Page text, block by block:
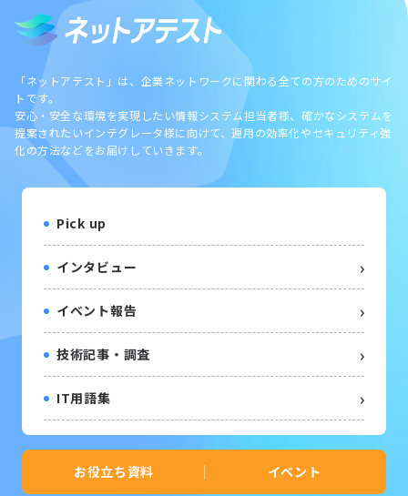
「ネットアテスト」は、企業ネットワークに関わる全ての方のためのサイ
トです。
安心・安全な環境を実現したい情報システム担当者様、確かなシステムを
提案されたいインテグレータ様に向けて、運用の効率化やセキュリティ強
化の方法などをお届けしていきます。
Pick up
インタビュー
イベント報告
技術記事・調査
IT用語集
お役立ち資料 イベント